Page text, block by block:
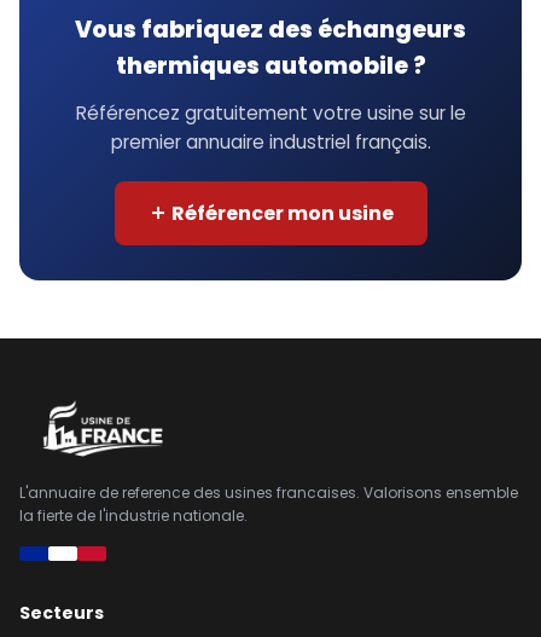
Vous fabriquez des échangeurs
thermiques automobile ?
Référencez gratuitement votre usine sur le
premier annuaire industriel français.
Référencer mon usine
L'annuaire de reference des usines francaises. Valorisons ensemble
la fierte de l'industrie nationale.
Secteurs